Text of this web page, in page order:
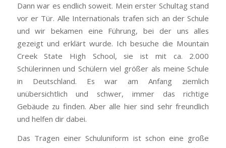
Dann war es endlich soweit. Mein erster Schultag stand
vor er Tür. Alle Internationals trafen sich an der Schule
und wir bekamen eine Führung, bei der uns alles
gezeigt und erklärt wurde. Ich besuche die Mountain
Creek State High School, sie ist mit ca. 2.000
Schülerinnen und Schülern viel größer als meine Schule
in Deutschland. Es war am Anfang ziemlich
unübersichtlich und schwer, immer das richtige
Gebäude zu finden. Aber alle hier sind sehr freundlich
und helfen dir dabei.
Das Tragen einer Schuluniform ist schon eine große